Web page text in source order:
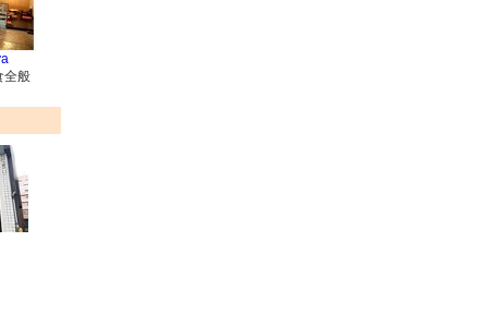
全般